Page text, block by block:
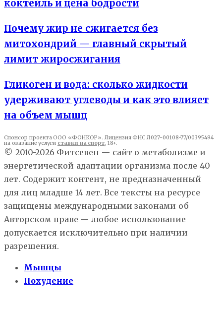
коктейль и цена бодрости
Почему жир не сжигается без
митохондрий — главный скрытый
лимит жиросжигания
Гликоген и вода: сколько жидкости
удерживают углеводы и как это влияет
на объем мышц
Спонсор проекта ООО «ФОНКОР». Лицензия ФНС Л027-00108-77/00395494
на оказание услуги ставки на спорт, 18+.
© 2010-2026 Фитсевен — сайт о метаболизме и
энергетической адаптации организма после 40
лет. Содержит контент, не предназначенный
для лиц младше 14 лет. Все тексты на ресурсе
защищены международными законами об
Авторском праве — любое использование
допускается исключительно при наличии
разрешения.
Мышцы
Похудение